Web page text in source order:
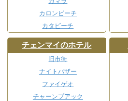
カロンビーチ
カタビーチ
チェンマイのホテル
旧市街
ナイトバザー
ファイゲオ
チャーンプアック